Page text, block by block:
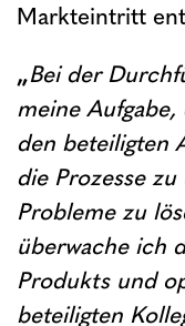
Markteintritt
„Bei der
meine
den beteiligten
die Prozesse
Probleme zu
überwache ich
Produkts und
beteiligten